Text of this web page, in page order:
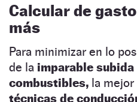
Calcular de
más
Para minimizar en lo
de la imparable
combustibles, la
técnicas de